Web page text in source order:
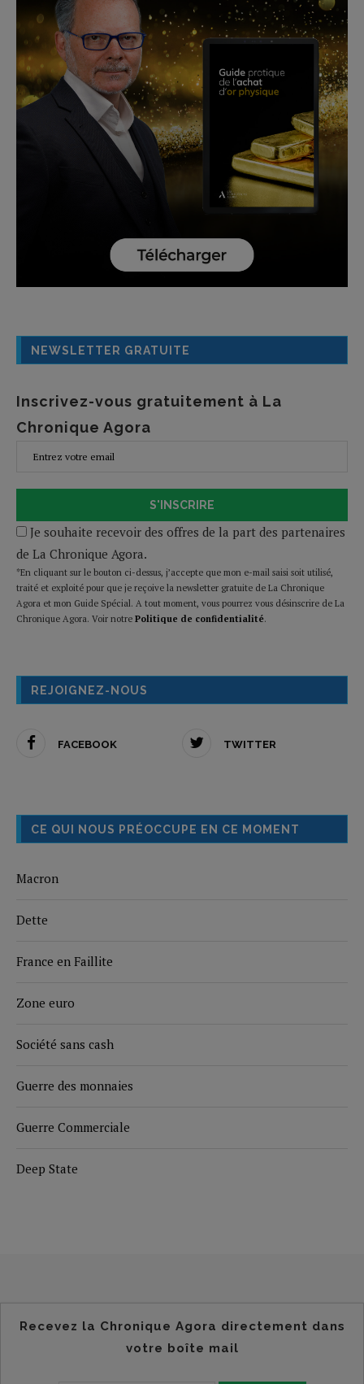
NEWSLETTER GRATUITE
Inscrivez-vous gratuitement à La
Chronique Agora
S'INSCRIRE
Je souhaite recevoir des offres de la part des partenaires
de La Chronique Agora.
*En cliquant sur le bouton ci-dessus, j’accepte que mon e-mail saisi soit utilisé,
traité et exploité pour que je reçoive la newsletter gratuite de La Chronique
Agora et mon Guide Spécial. A tout moment, vous pourrez vous désinscrire de La
Chronique Agora. Voir notre Politique de confidentialité.
REJOIGNEZ-NOUS
FACEBOOK TWITTER
CE QUI NOUS PRÉOCCUPE EN CE MOMENT
Macron
Dette
France en Faillite
Zone euro
Société sans cash
Guerre des monnaies
Guerre Commerciale
Deep State
Recevez la Chronique Agora directement dans
votre boîte mail